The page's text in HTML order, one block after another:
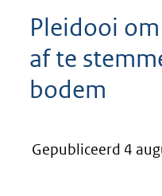
Pleidooi
af te
bodem
Gepubliceerd 4